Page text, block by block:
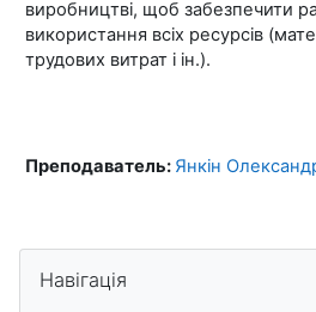
виробництві, щоб забезпечити
використання всіх ресурсів
трудових витрат і ін.).
Преподаватель: Янкін
Блоки
Навігація